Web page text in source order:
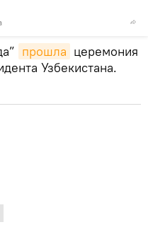
прошла церемония
Узбекистана.